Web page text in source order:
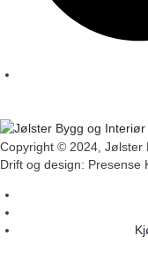
Copyright © 2024, Jølster
Drift og design: Presense